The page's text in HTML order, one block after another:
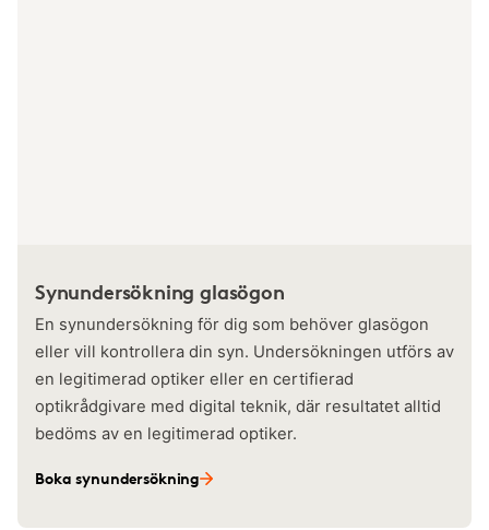
Synundersökning glasögon
En synundersökning för dig som behöver glasögon
eller vill kontrollera din syn. Undersökningen utförs av
en legitimerad optiker eller en certifierad
optikrådgivare med digital teknik, där resultatet alltid
bedöms av en legitimerad optiker.
Boka synundersökning